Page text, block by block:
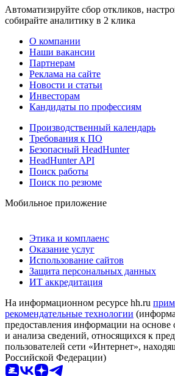
Автоматизируйте сбор откликов,
собирайте аналитику в 2 клика
О компании
Наши вакансии
Партнерам
Реклама на сайте
Новости и статьи
Инвесторам
Кандидаты по профессиям
Производственный календарь
Требования к ПО
Безопасный HeadHunter
HeadHunter API
Поиск работы
Поиск по резюме
Мобильное приложение
Этика и комплаенс
Оказание услуг
Использование сайтов
Защита персональных данных
ИТ аккредитация
На информационном ресурсе hh.ru
рекомендательные технологии
предоставления информации на основе
и анализа сведений, относящихся к
пользователей сети «Интернет»,
Российской Федерации)